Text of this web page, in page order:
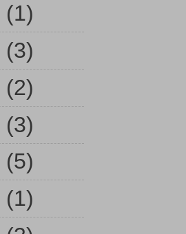
(1)
(3)
(2)
(3)
(5)
(1)